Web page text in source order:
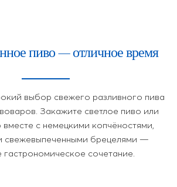
пиво — отличное время
выбор свежего разливного пива
Закажите светлое пиво или
с немецкими копчёностями,
свежевыпеченными брецелями —
гастрономическое сочетание.